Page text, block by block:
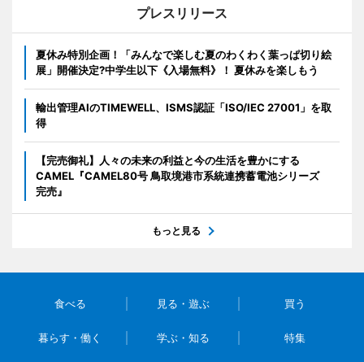
プレスリリース
夏休み特別企画！「みんなで楽しむ夏のわくわく葉っぱ切り絵
展」開催決定?中学生以下《入場無料》！ 夏休みを楽しもう
輸出管理AIのTIMEWELL、ISMS認証「ISO/IEC 27001」を取
得
【完売御礼】人々の未来の利益と今の生活を豊かにする
CAMEL『CAMEL80号 鳥取境港市系統連携蓄電池シリーズ
完売』
もっと見る
食べる 見る・遊ぶ 買う
暮らす・働く 学ぶ・知る 特集